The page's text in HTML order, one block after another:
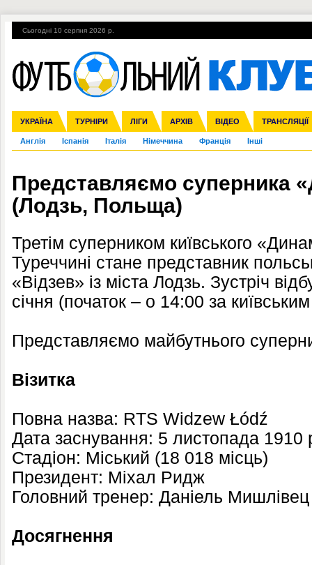
Сьогодні 10 серпня 2026 р.
УКРАЇНА ТУРНІРИ ЛІГИ АРХІВ ВІДЕО ТРАНСЛЯЦІЇ
Збірна Прем'єр-ліга Перша ліга Друга ліга Кубок України
Ліга чемпіонів Ліга Європи Міжнародні Ліга націй Ліга
Англія Іспанія Італія Німеччина Франція Інші
ЧС-2014 ЄВРО-2016 Росія Кубок конфедерацій ЧЄ-2015 (U-
Гарячі теми УПЛ, 2-й тур ВІЙНА УПЛ-ПЕРЕХОДИ
Представляємо суперника
(Лодзь, Польща)
Третім суперником київського
Туреччині стане представник
«Відзев» із міста Лодзь. Зустріч
січня (початок – о 14:00 за
Представляємо майбутнього
Візитка
Повна назва: RTS Widzew Łódź
Дата заснування: 5 листопада 1910
Стадіон: Міський (18 018 місць)
Президент: Міхал Ридж
Головний тренер: Даніель Мишлівец
Досягнення